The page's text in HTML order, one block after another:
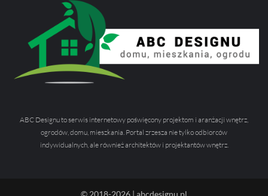
ABC Designu to serwis internetowy poświęcony projektom i aranżacji wnętrz,
ogrodów, domu, mieszkania. Portal zrzesza nie tylko odbiorców
indywidualnych, ale również architektów i projektantów wnętrz.